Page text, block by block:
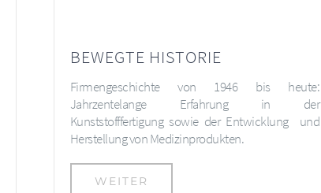
BEWEGTE HISTORIE
Firmengeschichte von 1946 bis heute:
Jahrzentelange Erfahrung in der
Kunststofffertigung sowie der Entwicklung und
Herstellung von Medizinprodukten.
WEITER